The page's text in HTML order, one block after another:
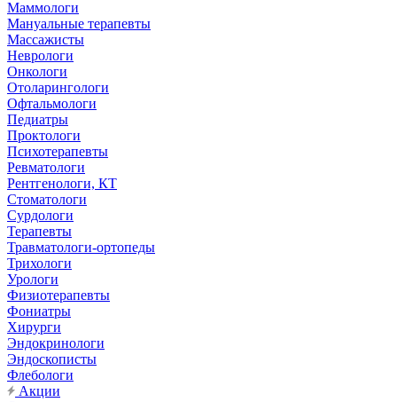
Маммологи
Мануальные терапевты
Массажисты
Неврологи
Онкологи
Отоларингологи
Офтальмологи
Педиатры
Проктологи
Психотерапевты
Ревматологи
Рентгенологи, КТ
Стоматологи
Сурдологи
Терапевты
Травматологи-ортопеды
Трихологи
Урологи
Физиотерапевты
Фониатры
Хирурги
Эндокринологи
Эндоскописты
Флебологи
Акции